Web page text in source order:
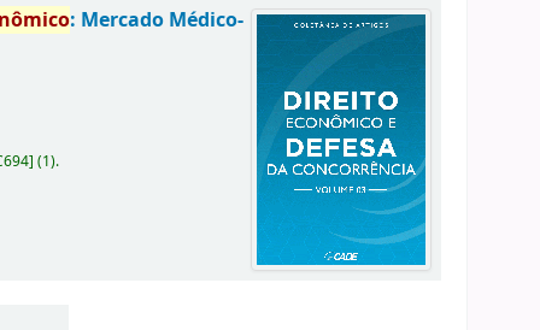
: Mercado Médico-
](1).